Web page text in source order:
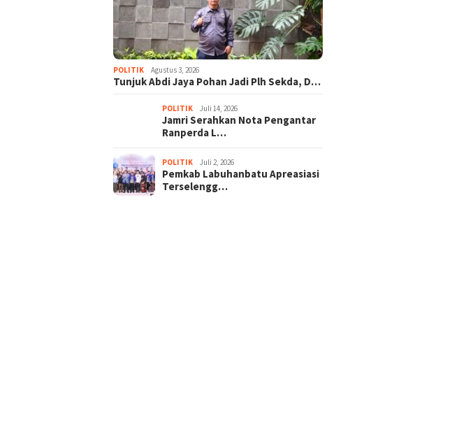
POLITIK Agustus 3, 2026
Tunjuk Abdi Jaya Pohan Jadi Plh Sekda, D…
POLITIK Juli 14, 2026
Jamri Serahkan Nota Pengantar
Ranperda L…
POLITIK Juli 2, 2026
Pemkab Labuhanbatu Apreasiasi
Terselengg…